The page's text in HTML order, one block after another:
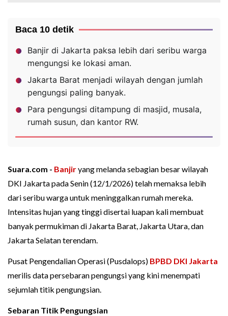
Baca 10 detik
Banjir di Jakarta paksa lebih dari seribu warga
mengungsi ke lokasi aman.
Jakarta Barat menjadi wilayah dengan jumlah
pengungsi paling banyak.
Para pengungsi ditampung di masjid, musala,
rumah susun, dan kantor RW.
Suara.com - Banjiryang melanda sebagian besar wilayah
DKI Jakarta pada Senin (12/1/2026) telah memaksa lebih
dari seribu warga untuk meninggalkan rumah mereka.
Intensitas hujan yang tinggi disertai luapan kali membuat
banyak permukiman di Jakarta Barat, Jakarta Utara, dan
Jakarta Selatan terendam.
Pusat Pengendalian Operasi (Pusdalops) BPBD DKI Jakarta
merilis data persebaran pengungsi yang kini menempati
sejumlah titik pengungsian.
Sebaran Titik Pengungsian